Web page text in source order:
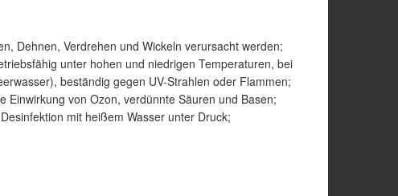
Dehnen, Verdrehen und Wickeln verursacht werden;
unter hohen und niedrigen Temperaturen, bei
beständig gegen UV-Strahlen oder Flammen;
von Ozon, verdünnte Säuren und Basen;
mit heißem Wasser unter Druck;